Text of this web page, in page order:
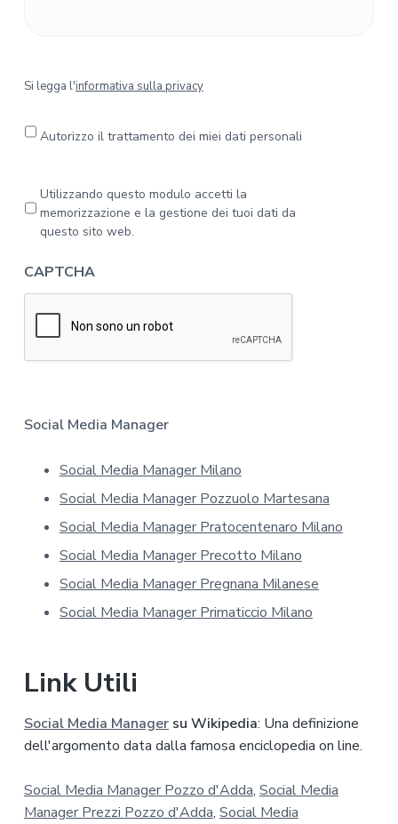
S
e
l
f
o
t
a
Si legga l'informativa sulla privacy
Autorizzo il trattamento dei miei dati personali
r
c
y
*
Utilizzando questo modulo accetti la
memorizzazione e la gestione dei tuoi dati da
questo sito web.
CAPTCHA
Social Media Manager
Social Media Manager Milano
Social Media Manager Pozzuolo Martesana
Social Media Manager Pratocentenaro Milano
Social Media Manager Precotto Milano
Social Media Manager Pregnana Milanese
Social Media Manager Primaticcio Milano
Link Utili
Social Media Managersu Wikipedia: Una definizione
dell'argomento data dalla famosa enciclopedia on line.
Social Media Manager Pozzo d'Adda, Social Media
Manager Prezzi Pozzo d'Adda, Social Media